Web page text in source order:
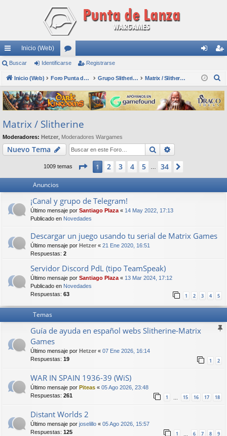
nl
ac
es
rá
pi
do
s
Inicio (Web)
or
os nti
fic
ar
ist
ra
rs
Buscar Identificarse Registrarse
Inicio (Web) Foro Punta de Lanza Wargames Grupo Slitherine Matrix / Slitherine
s
c
Matrix / Slitherine
Moderadores: Hetzer Moderadores Wargames
Nuevo Tema Buscar
1009 temas Página de 34
1 2 3 4 5 34
Anuncios
¡Canal y grupo de Telegram!
Último mensaje por Santiago Plaza « 14 May 2022, 17:13
Publicado en Novedades
Descargar un juego usando tu serial de Matrix Games
Último mensaje por Hetzer « 21 Ene 2020, 16:51
Respuestas: 2
Servidor Discord PdL (tipo TeamSpeak)
Último mensaje por Santiago Plaza « 13 Mar 2024, 17:12
Publicado en Novedades
Respuestas: 63 1 2 3 4 5
Temas
Guía de ayuda en español webs Slitherine-Matrix
Games
Último mensaje por Hetzer « 07 Ene 2026, 16:14
Respuestas: 19 1 2
WAR IN SPAIN 1936-39 (WiS)
Último mensaje por Piteas « 05 Ago 2026, 23:48
Respuestas: 261 1 15 16 17 18
Distant Worlds 2
Último mensaje por joselillo « 05 Ago 2026, 15:57
Respuestas: 125 1 6 7 8 9